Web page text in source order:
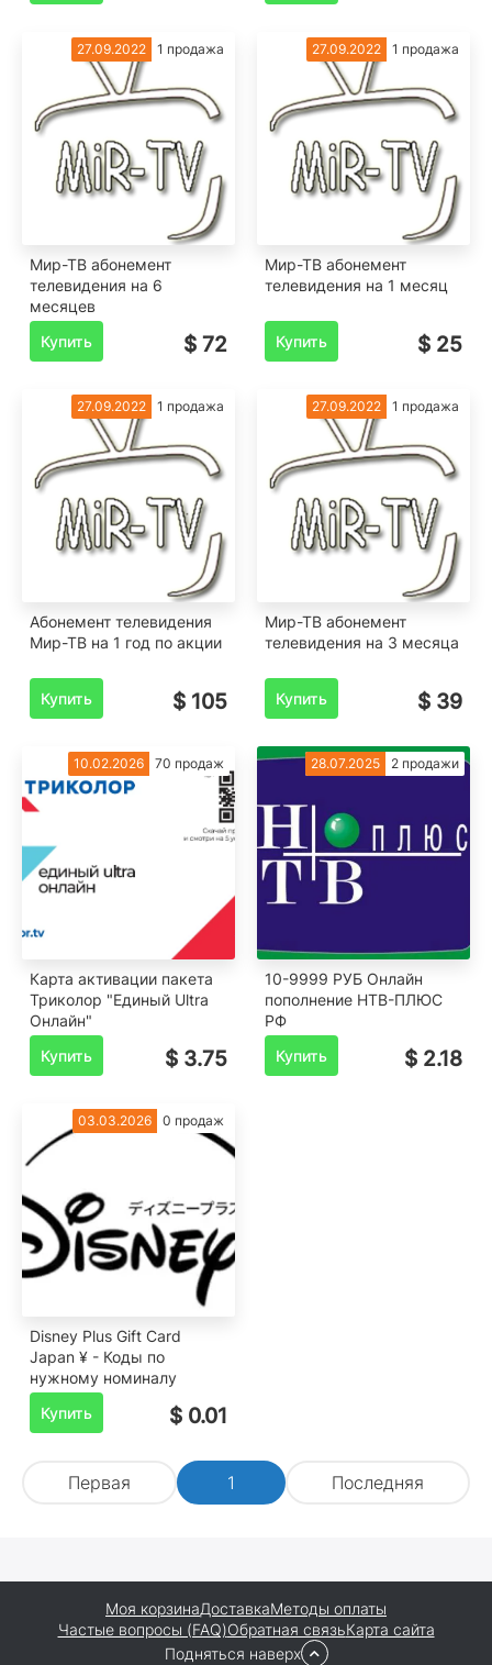
27.09.2022 1 продажа
Мир-ТВ абонемент
телевидения на 6
месяцев
Купить
$ 72
27.09.2022 1 продажа
Мир-ТВ абонемент
телевидения на 1 месяц
Купить $ 25
27.09.2022 1 продажа
Абонемент телевидения
Мир-ТВ на 1 год по акции
Купить $ 105
27.09.2022 1 продажа
Мир-ТВ абонемент
телевидения на 3 месяца
Купить $ 39
10.02.2026 70 продаж
Карта активации пакета
Триколор "Единый Ultra
Онлайн"
Купить
$ 3.75
28.07.2025 2 продажи
10-9999 РУБ Онлайн
пополнение НТВ-ПЛЮС
РФ
Купить
$ 2.18
03.03.2026 0 продаж
Disney Plus Gift Card
Japan ¥ - Коды по
нужному номиналу
Купить
$ 0.01
Первая 1 Последняя
Моя корзинаДоставкаМетоды оплаты
Частые вопросы (FAQ)Обратная связьКарта сайта
Подняться наверх